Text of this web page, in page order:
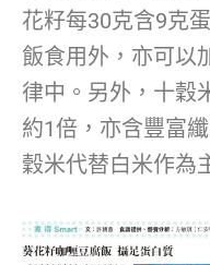
花籽每30克含9克
飯食用外，亦可以
律中。另外，十穀
約1倍，亦含豐富
穀米代替白米作為